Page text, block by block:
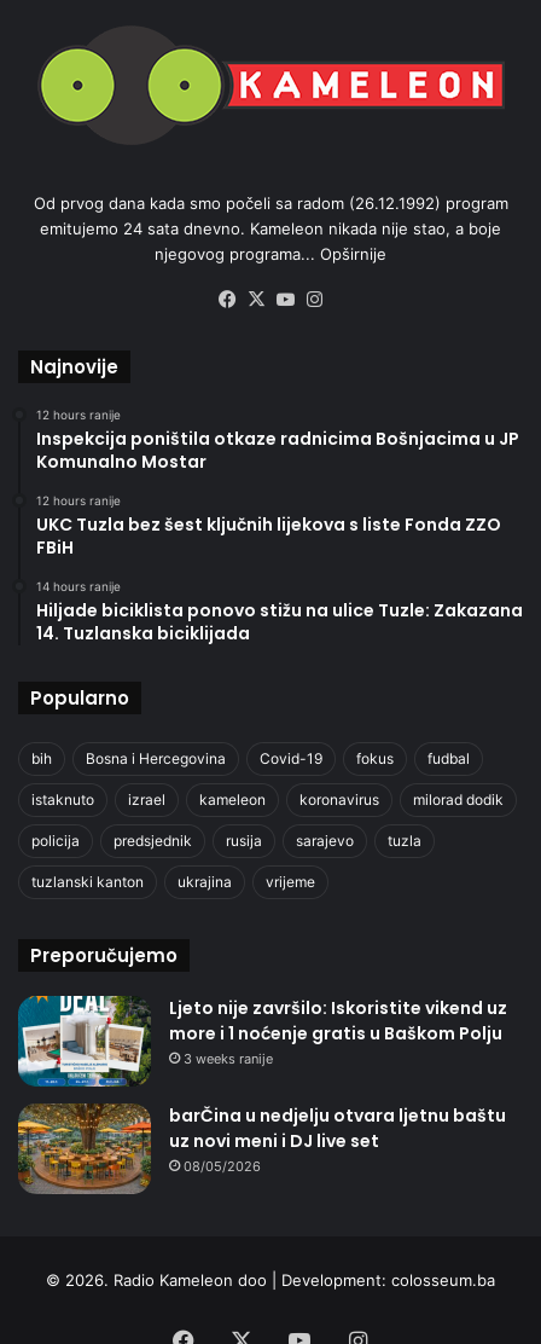
Od prvog dana kada smo počeli sa radom (26.12.1992) program
emitujemo 24 sata dnevno. Kameleon nikada nije stao, a boje
njegovog programa... Opširnije
Facebook
X YouTube
Najnovije
12 hours ranije
Inspekcija poništila otkaze radnicima Bošnjacima u JP
Komunalno Mostar
12 hours ranije
UKC Tuzla bez šest ključnih lijekova s liste Fonda ZZO
FBiH
14 hours ranije
Hiljade biciklista ponovo stižu na ulice Tuzle: Zakazana
14. Tuzlanska biciklijada
Popularno
bih Bosna i Hercegovina Covid-19 fokus fudbal
istaknuto izrael kameleon koronavirus milorad dodik
policija predsjednik rusija sarajevo tuzla
tuzlanski kanton ukrajina vrijeme
Preporučujemo
Ljeto nije završilo: Iskoristite vikend uz
more i 1 noćenje gratis u Baškom Polju
3 weeks ranije
barČina u nedjelju otvara ljetnu baštu
uz novi meni i DJ live set
08/05/2026
© 2026. Radio Kameleon doo | Development: colosseum.ba